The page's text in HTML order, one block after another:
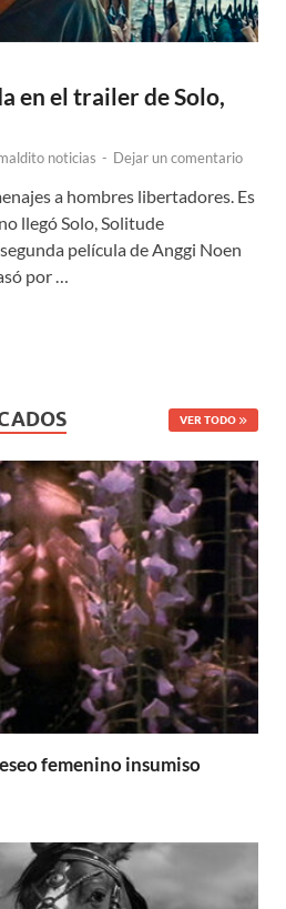
en el trailer de Solo,
noticias - Dejar un comentario
a hombres libertadores. Es
llegó Solo, Solitude
película de Anggi Noen
por …
VER TODO
femenino insumiso